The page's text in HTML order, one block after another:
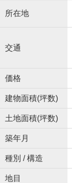
所在地
交通
価格
建物面積(坪数)
土地面積(坪数)
築年月
種別 / 構造
地目